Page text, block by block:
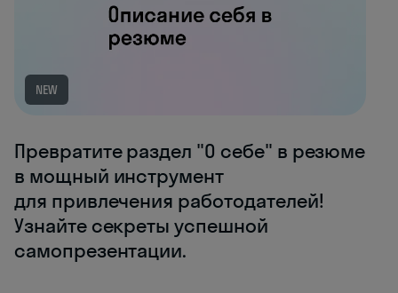
NEW
Превратите раздел "О себе" в резюме
в мощный инструмент
для привлечения работодателей!
Узнайте секреты успешной
самопрезентации.